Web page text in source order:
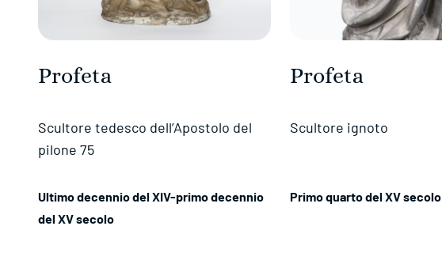
Profeta
Scultore tedesco dell’Apostolo del
pilone 75
Ultimo decennio del XIV-primo decennio
del XV secolo
Profeta
Scultore ignoto
Primo quarto del XV secolo